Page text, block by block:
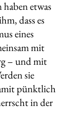
etwas
dass es
eines
mit
– und mit
sie
pünktlich
in der